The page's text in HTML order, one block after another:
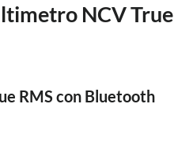
NCV True
RMS con Bluetooth